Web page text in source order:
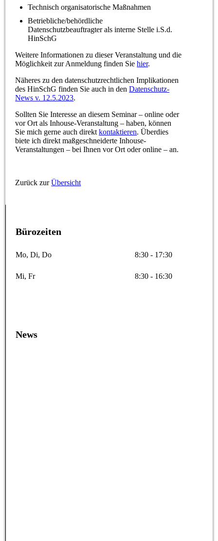
Technisch organisatorische Maßnahmen
Betriebliche/behördliche
Datenschutzbeauftragter als interne Stelle i.S.d.
HinSchG
Weitere Informationen zu dieser Veranstaltung und die
Möglichkeit zur Anmeldung finden Siehier.
Näheres zu den datenschutzrechtlichen Implikationen
des HinSchG finden Sie auch in denDatenschutz-
News v. 12.5.2023.
Sollten Sie Interesse an diesem Seminar – online oder
vor Ort als Inhouse-Veranstaltung – haben, können
Sie mich gerne auch direktkontaktieren. Überdies
biete ich direkt maßgeschneiderte Inhouse-
Veranstaltungen – bei Ihnen vor Ort oder online – an.
Zurück zurÜbersicht
Bürozeiten
Mo, Di, Do 8:30 - 17:30
Mi, Fr 8:30 - 16:30
News